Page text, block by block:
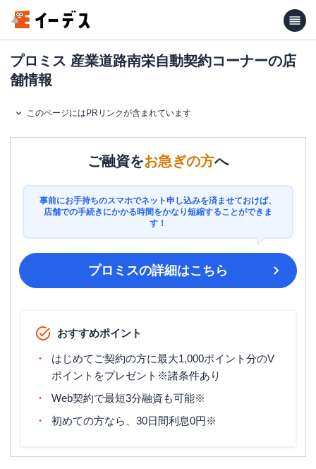
プロミス 産業道路南栄自動契約コーナーの店
舗情報
このページにはPRリンクが含まれています
ご融資をお急ぎの方へ
事前にお手持ちのスマホでネット申し込みを済ませておけば、
店舗での手続きにかかる時間をかなり短縮することができま
す！
プロミスの詳細はこちら
おすすめポイント
はじめてご契約の方に最大1,000ポイント分のV
ポイントをプレゼント※諸条件あり
Web契約で最短3分融資も可能※
初めての方なら、30日間利息0円※